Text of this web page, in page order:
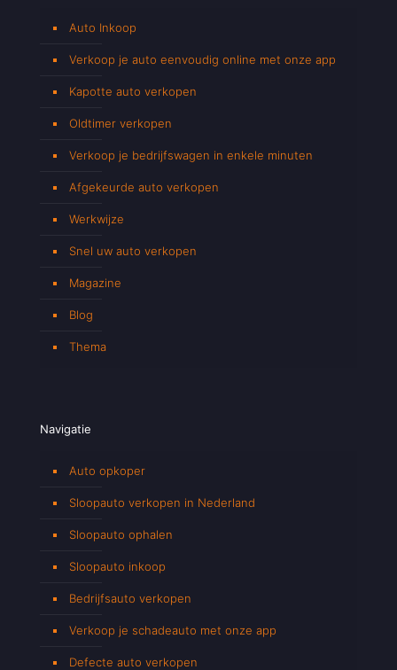
Auto Inkoop
Verkoop je auto eenvoudig online met onze app
Kapotte auto verkopen
Oldtimer verkopen
Verkoop je bedrijfswagen in enkele minuten
Afgekeurde auto verkopen
Werkwijze
Snel uw auto verkopen
Magazine
Blog
Thema
Navigatie
Auto opkoper
Sloopauto verkopen in Nederland
Sloopauto ophalen
Sloopauto inkoop
Bedrijfsauto verkopen
Verkoop je schadeauto met onze app
Defecte auto verkopen